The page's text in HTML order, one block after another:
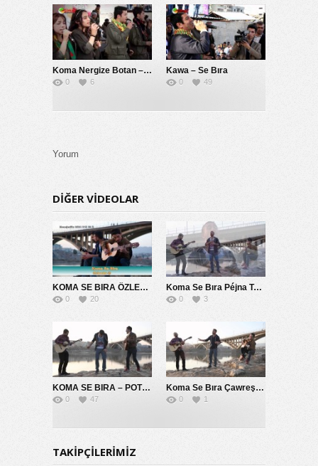
Koma Nergize Botan – Emın Apoci
0 6
Kawa – Se Bıra
0 49
Yorum
DIĞER VIDEOLAR
KOMA SE BIRA ÖZLEMİM SANA 2014
0 20
Koma Se Bıra Péjna Te Naye
0 3
KOMA SE BIRA – POTPORİ 2014
0 47
Koma Se Bıra Çawreşamın
0 1
TAKİPÇİLERİMİZ